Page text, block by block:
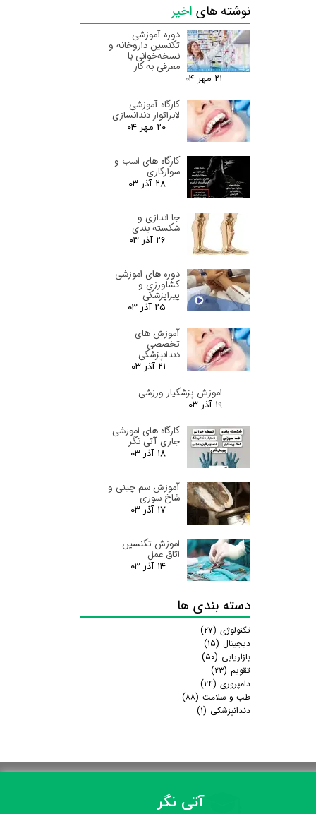
نوشته های اخیر
دوره آموزشی
تکنسین داروخانه و
نسخه‌خوانی با
معرفی به کار
۲۱ مهر ۰۴
کارگاه آموزشی
لابراتوار دندانسازی
۲۰ مهر ۰۴
کارگاه های اسب و
سوارکاری
۲۸ آذر ۰۳
جا اندازی و
شکسته بندی
۲۶ آذر ۰۳
دوره های اموزشی
کشاورزی و
پیراپزشکی
۲۵ آذر ۰۳
آموزش های
تخصصی
دندانپزشکی
۲۱ آذر ۰۳
اموزش پزشکیار ورزشی
۱۹ آذر ۰۳
کارگاه های اموزشی
جاری آتی نگر
۱۸ آذر ۰۳
آموزش سم چینی و
شاخ سوزی
۱۷ آذر ۰۳
اموزش تکنسین
اتاق عمل
۱۴ آذر ۰۳
دسته بندی ها
تکنولوژی (۲۷)
دیجیتال (۱۵)
بازاریابی (۵۰)
تقویم (۲۳)
دامپروری (۲۴)
طب و سلامت (۸۸)
دندانپزشکی (۱)
آتی نگر